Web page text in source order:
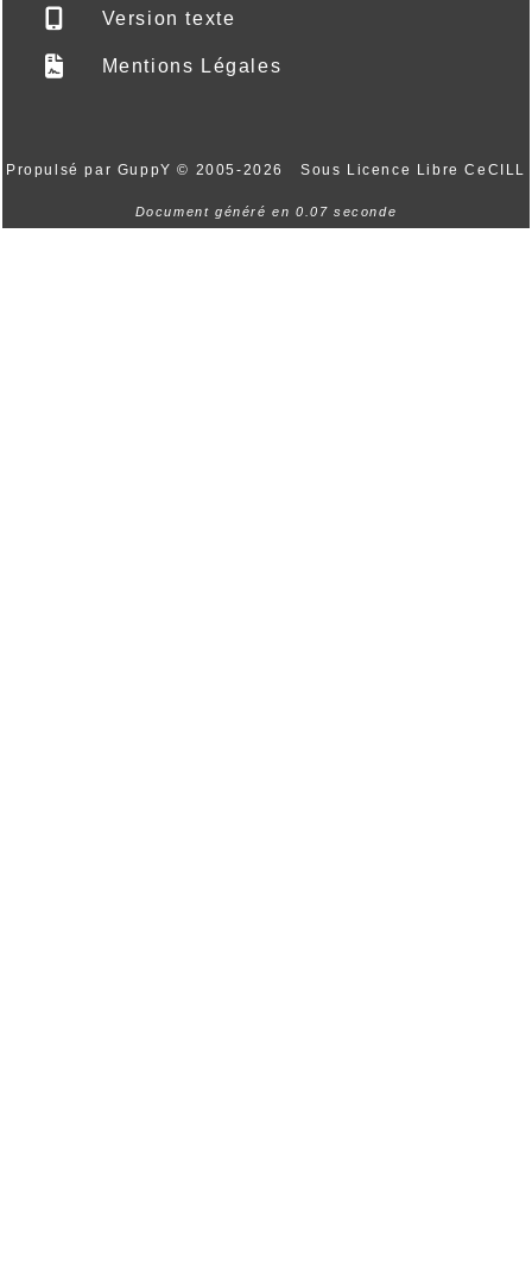
Version texte
Mentions Légales
Propulsé par GuppY© 2005-2026 Sous Licence Libre CeCILL
Document généré en 0.07 seconde